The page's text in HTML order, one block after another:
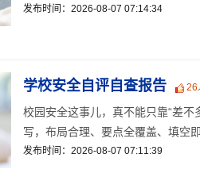
发布时间：2026-08-07 07:14:34
学校安全自评自查报告 26
校园安全这事儿，真不能只靠“差
写，布局合理、要点全覆盖、填空
发布时间：2026-08-07 07:11:39